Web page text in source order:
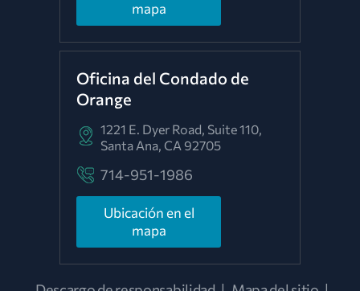
mapa
Oficina del Condado de
Orange
1221 E. Dyer Road, Suite 110,
Santa Ana, CA 92705
714-951-1986
Ubicación en el
mapa